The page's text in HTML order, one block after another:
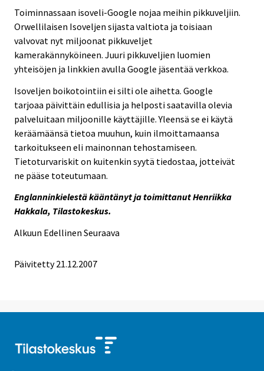
Toiminnassaan isoveli-Google nojaa meihin pikkuveljiin.
Orwellilaisen Isoveljen sijasta valtiota ja toisiaan
valvovat nyt miljoonat pikkuveljet
kamerakännyköineen. Juuri pikkuveljien luomien
yhteisöjen ja linkkien avulla Google jäsentää verkkoa.
Isoveljen boikotointiin ei silti ole aihetta. Google
tarjoaa päivittäin edullisia ja helposti saatavilla olevia
palveluitaan miljoonille käyttäjille. Yleensä se ei käytä
keräämäänsä tietoa muuhun, kuin ilmoittamaansa
tarkoitukseen eli mainonnan tehostamiseen.
Tietoturvariskit on kuitenkin syytä tiedostaa, jotteivät
ne pääse toteutumaan.
Englanninkielestä kääntänyt ja toimittanut Henriikka
Hakkala, Tilastokeskus.
Alkuun Edellinen Seuraava
Päivitetty21.12.2007